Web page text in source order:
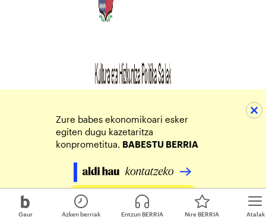
Gaur Atalak
Azken berriak Entzun BERRIA Nire BERRIA
Zure babes ekonomikoari esker
egiten dugu kazetaritza
konprometitua. BABESTU BERRIA
Egin zure ekarpena